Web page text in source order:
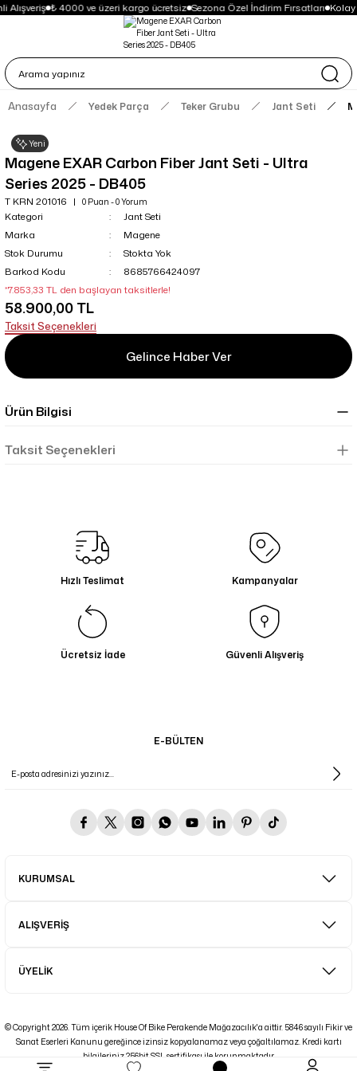
Alışveriş ₺ 4000 ve üzeri kargo ücretsiz Sezona Özel İndirim Fırsatları Kolay
Anasayfa Yedek Parça Teker Grubu Jant Seti
Yeni
Magene EXAR Carbon Fiber Jant Seti - Ultra
Series 2025 - DB405
T KRN 201016 0 Puan - 0 Yorum
Kategori
Jant Seti
Marka
Magene
Stok Durumu
Stokta Yok
Barkod Kodu
8685766424097
*7.853,33 TL den başlayan taksitlerle!
58.900,00 TL
Taksit Seçenekleri
Gelince Haber Ver
Ürün Bilgisi
Taksit Seçenekleri
Hızlı Teslimat Kampanyalar
Ücretsiz İade Güvenli Alışveriş
E-BÜLTEN
KURUMSAL
ALIŞVERİŞ
ÜYELİK
© Copyright 2026. Tüm içerik House Of Bike Perakende Mağazacılık'a aittir. 5846 sayılı Fikir ve
Sanat Eserleri Kanunu gereğince izinsiz kopyalanamaz veya çoğaltılamaz. Kredi kartı
bilgileriniz 256bit SSL sertifikası ile korunmaktadır.